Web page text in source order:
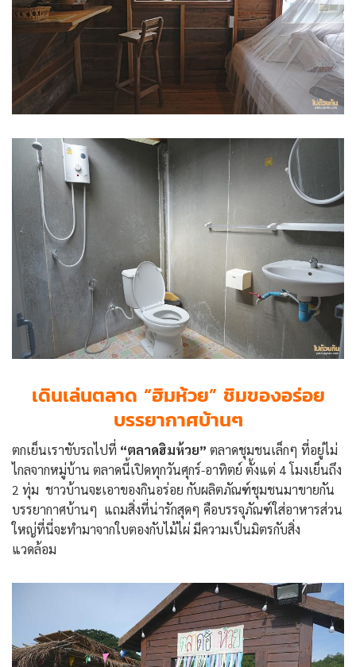
เดินเล่นตลาด “ฮิมห้วย” ชิมของอร่อย
บรรยากาศบ้านๆ
ตกเย็นเราขับรถไปที่ “ตลาดฮิมห้วย” ตลาดชุมชนเล็กๆ ที่อยู่ไม่
ไกลจากหมู่บ้าน ตลาดนี้เปิดทุกวันศุกร์-อาทิตย์ ตั้งแต่ 4 โมงเย็นถึง
2 ทุ่ม ชาวบ้านจะเอาของกินอร่อย กับผลิตภัณฑ์ชุมชนมาขายกัน
บรรยากาศบ้านๆ แถมสิ่งที่น่ารักสุดๆ คือบรรจุภัณฑ์ใส่อาหารส่วน
ใหญ่ที่นี่จะทำมาจากใบตองกับไม้ไผ่ มีความเป็นมิตรกับสิ่ง
แวดล้อม